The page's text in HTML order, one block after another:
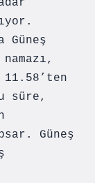
Güneş
11.58’ten
süre,
Güneş